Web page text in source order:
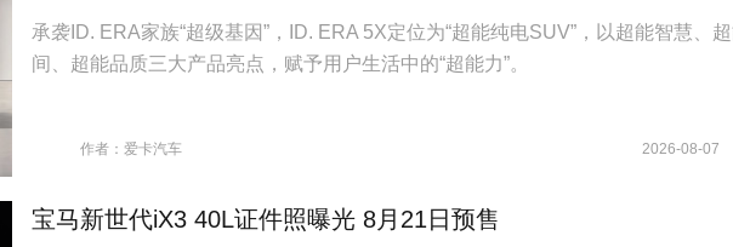
承袭ID. ERA家族“超级基因”，ID. ERA 5X定位为“超能纯电SUV”，以超能智慧、
间、超能品质三大产品亮点，赋予用户生活中的“超能力”。
作者：爱卡汽车 2026-08-07
宝马新世代iX3 40L证件照曝光 8月21日预售